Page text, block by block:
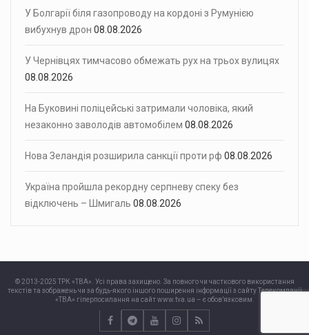
У Болгарії біля газопроводу на кордоні з Румунією
вибухнув дрон 08.08.2026
У Чернівцях тимчасово обмежать рух на трьох вулицях
08.08.2026
На Буковині поліцейські затримали чоловіка, який
незаконно заволодів автомобілем 08.08.2026
Нова Зеландія розширила санкції проти рф 08.08.2026
Україна пройшла рекордну серпневу спеку без
відключень – Шмигаль 08.08.2026
© 2013-2025 ТРК «ТВА». Усі права захищено. За повного чи часткового використання
текстів та зображень чи за будь-якого іншого поширення інформації з сайту Телекомпанії
«ТВА» гіперпосилання на сайт www.tva.ua – є обов’язковим.